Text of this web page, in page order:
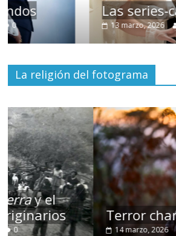
Las series-caramelos
13 marzo, 2026 Julio Martínez Molina
La religión del fotograma
Terror chamánico
14 marzo, 2026 Julio Martínez Molina